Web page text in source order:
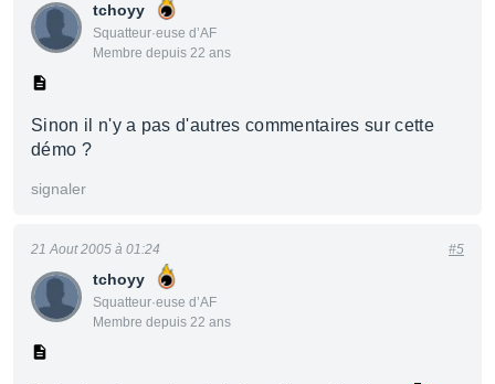
tchoyy
Squatteur·euse d’AF
Membre depuis 22 ans
Sinon il n'y a pas d'autres commentaires sur cette
démo ?
signaler
tchoyy
Squatteur·euse d’AF
Membre depuis 22 ans
21 Aout 2005 à 01:24 #5